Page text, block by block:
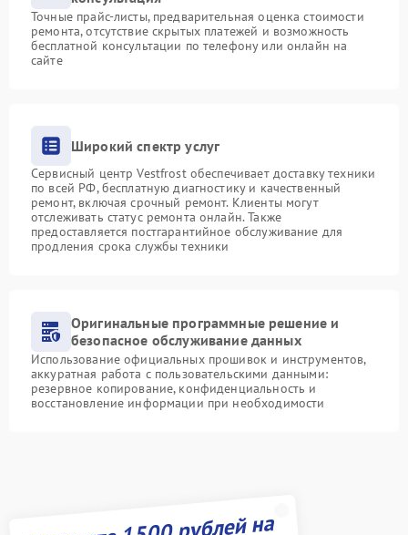
Точные прайс-листы, предварительная оценка стоимости
ремонта, отсутствие скрытых платежей и возможность
бесплатной консультации по телефону или онлайн на
сайте
Широкий спектр услуг
Сервисный центр Vestfrost обеспечивает доставку техники
по всей РФ, бесплатную диагностику и качественный
ремонт, включая срочный ремонт. Клиенты могут
отслеживать статус ремонта онлайн. Также
предоставляется постгарантийное обслуживание для
продления срока службы техники
Оригинальные программные решение и
безопасное обслуживание данных
Использование официальных прошивок и инструментов,
аккуратная работа с пользовательскими данными:
резервное копирование, конфиденциальность и
восстановление информации при необходимости